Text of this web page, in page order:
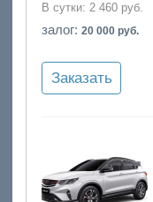
В сутки:2 460 руб.
залог:20 000 руб.
Заказать